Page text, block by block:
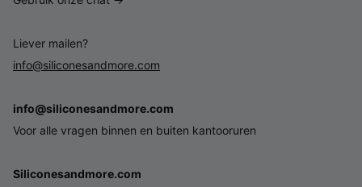
Liever mailen?
info@siliconesandmore.com
info@siliconesandmore.com
Voor alle vragen binnen en buiten kantooruren
Siliconesandmore.com